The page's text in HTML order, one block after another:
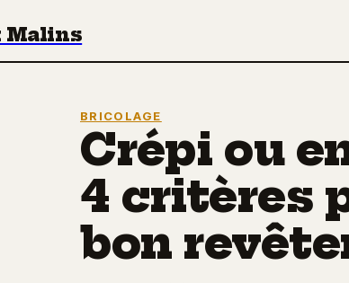
Malins
BRICOLAGE
Crépi ou
4 critères
bon